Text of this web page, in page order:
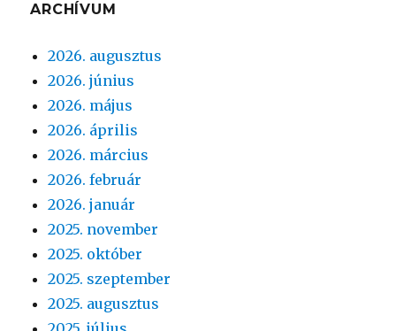
ARCHÍVUM
2026. augusztus
2026. június
2026. május
2026. április
2026. március
2026. február
2026. január
2025. november
2025. október
2025. szeptember
2025. augusztus